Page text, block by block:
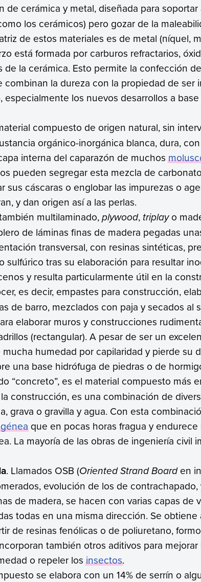
de cerámica y metal, diseñada para soportar
los cerámicos) pero gozar de la
de estos materiales es de metal (níquel,
está formada por carburos refractarios,
de la cerámica. Esto permite la confección de
la dureza con la propiedad de ser
especialmente los nuevos desarrollos a
compuesto de origen natural, sin
orgánico-inorgánica blanca, dura,
interna del caparazón de muchos
pueden segregar esta mezcla de
sus cáscaras o englobar las impurezas o
y dan origen así a las perlas.
multilaminado,plywood, triplayo
de láminas finas de madera pegadas
transversal, con resinas sintéticas,
sulfúrico tras su elaboración para resultar
y resulta particularmente útil en la
es decir, empastes para construcción,
de barro, mezclados con paja y secados al
elaborar muros y construcciones
(rectangular). A pesar de ser un
humedad por capilaridad y pierde su
una base hidrófuga de piedras o de
“concreto”, es el material compuesto más
construcción, es una combinación de
grava o gravilla y agua. Con esta
que en pocas horas fragua y endurece
La mayoría de las obras de ingeniería civil
. Llamados OSB (Oriented Strand Boarden
evolución de los de contrachapado,
de madera, se hacen con varias capas de
todas en una misma dirección. Se obtiene
de resinas fenólicas o de poliuretano,
también otros aditivos para mejorar
o repeler losinsectos.
se elabora con un 14% de serrín o